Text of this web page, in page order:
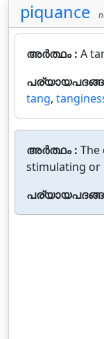
piquance
അർത്ഥം : A
tang,
അർത്ഥം : The
stimulating or